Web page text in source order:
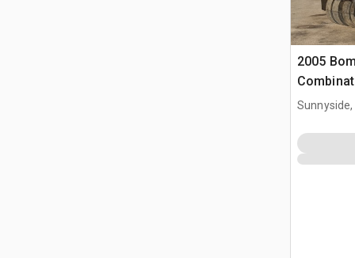
2005
Sunnyside,